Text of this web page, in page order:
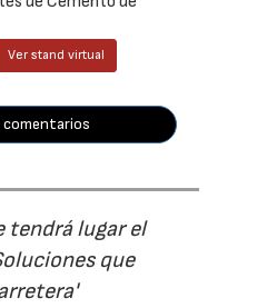
Ver stand virtual
comentarios
tendrá lugar el
que